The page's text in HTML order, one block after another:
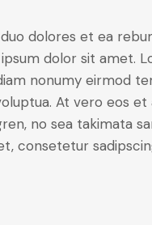
dolores et ea
dolor sit amet.
nonumy eirmod
At vero eos
no sea takimata
consetetur